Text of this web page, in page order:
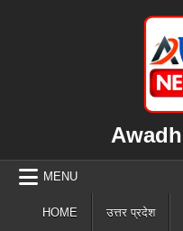
MENU
HOME उत्तर प्रदेश